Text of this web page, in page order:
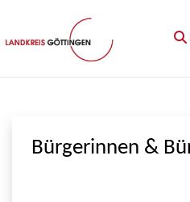
Zum Hauptinhalt springen
Bürgerinnen &